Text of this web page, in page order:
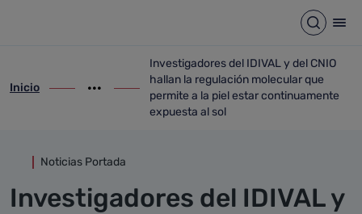
Abrir
ir-a inicio
Inicio
Mostrar opciones del camino de migas
ir-a Investigadores del IDIVAL y del
Investigadores del IDIVAL y del CNIO
hallan la regulación molecular que
permite a la piel estar continuamente
expuesta al sol
Noticias Portada
Investigadores del IDIVAL y